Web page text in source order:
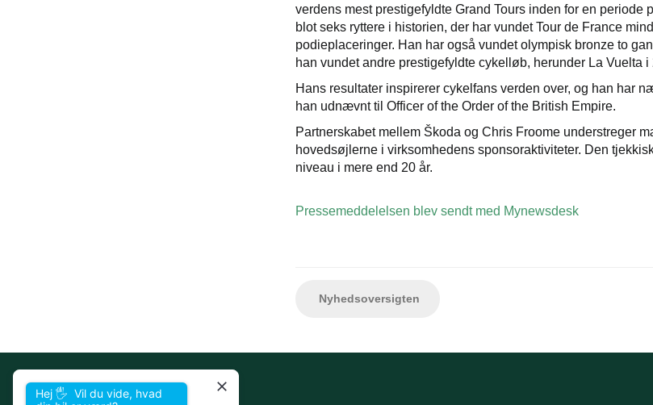
verdens mest prestigefyldte Grand Tours inden for en periode
blot seks ryttere i historien, der har vundet Tour de France
podieplaceringer. Han har også vundet olympisk bronze to
han vundet andre prestigefyldte cykelløb, herunder La Vuelta i
Hans resultater inspirerer cykelfans verden over, og han har
han udnævnt til Officer of the Order of the British Empire.
Partnerskabet mellem Škoda og Chris Froome understreger
hovedsøjlerne i virksomhedens sponsoraktiviteter. Den
niveau i mere end 20 år.
Pressemeddelelsen blev sendt med Mynewsdesk
Nyhedsoversigten
Škoda Servicepartner Grenaa
Hej 🖐 Vil du vide, hvad